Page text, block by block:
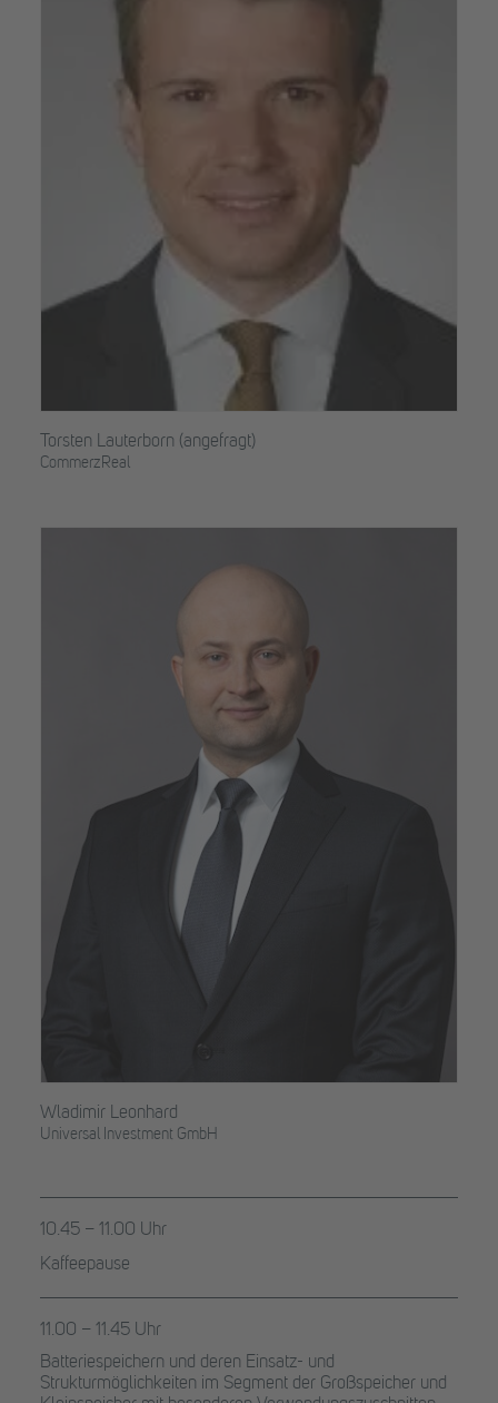
Torsten Lauterborn (angefragt)
CommerzReal
Wladimir Leonhard
Universal Investment GmbH
10.45 – 11.00 Uhr
Kaffeepause
11.00 – 11.45 Uhr
Batteriespeichern und deren Einsatz- und
Strukturmöglichkeiten im Segment der Großspeicher und